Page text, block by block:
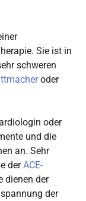
Sie ist in
schweren
oder
oder
und die
an. Sehr
derACE-
dienen der
der